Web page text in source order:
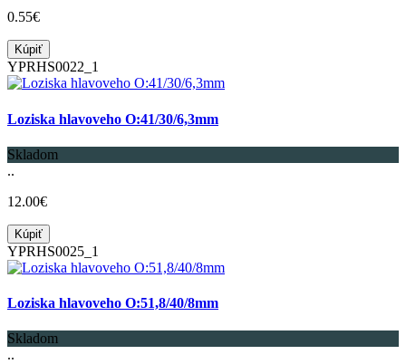
0.55€
Kúpiť
YPRHS0022_1
Loziska hlavoveho O:41/30/6,3mm
Skladom
..
12.00€
Kúpiť
YPRHS0025_1
Loziska hlavoveho O:51,8/40/8mm
Skladom
..